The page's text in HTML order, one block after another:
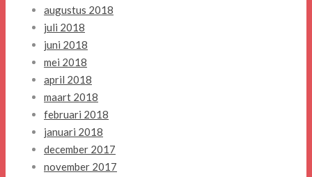
augustus 2018
juli 2018
juni 2018
mei 2018
april 2018
maart 2018
februari 2018
januari 2018
december 2017
november 2017